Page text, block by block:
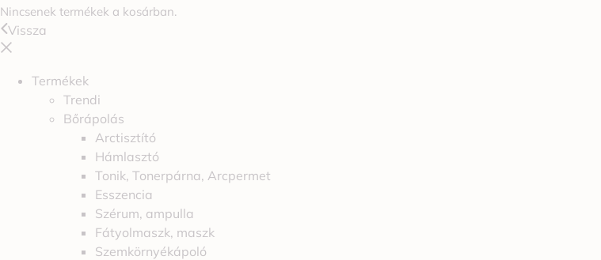
Nincsenek termékek a kosárban.
Vissza
Termékek
Trendi
Bőrápolás
Arctisztító
Hámlasztó
Tonik, Tonerpárna, Arcpermet
Esszencia
Szérum, ampulla
Fátyolmaszk, maszk
Szemkörnyékápoló